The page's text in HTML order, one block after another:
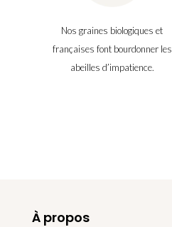
Nos graines biologiques et
françaises font bourdonner les
abeilles d’impatience.
À propos